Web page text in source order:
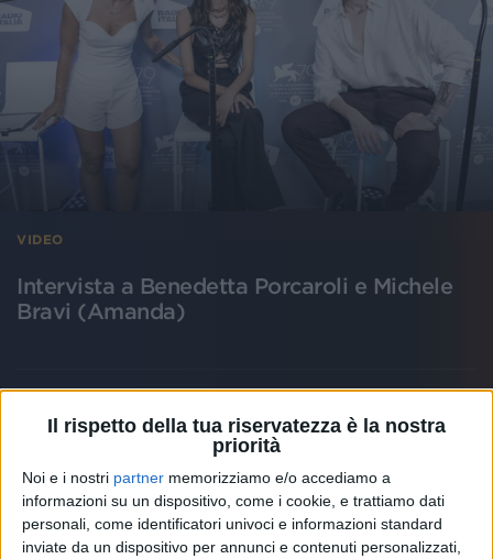
Il rispetto della tua riservatezza è la nostra
priorità
Noi e i nostri partner memorizziamo e/o accediamo a
informazioni su un dispositivo, come i cookie, e trattiamo dati
personali, come identificatori univoci e informazioni standard
inviate da un dispositivo per annunci e contenuti personalizzati,
VIDEO
Intervista a Benedetta Porcaroli e Michele
Bravi (Amanda)